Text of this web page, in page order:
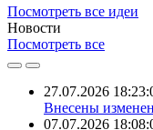
Посмотреть все идеи
Новости
Посмотреть все
27.07.2026
Внесены
07.07.2026